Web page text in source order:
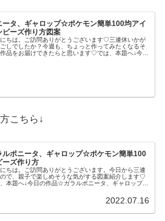
ータ、ギャロップ☆ポケモン簡単100均アイ
ビーズ作り方図案
ちは。ご訪問ありがとうございます♡三連休いかが
しでしたか？今週も、ちょっと作ってみたくなるそ
品をお届けできたらと思います♡では、本題へ↓今日
こちら↓
ルポニータ、ギャロップ☆ポケモン簡単100
ーズ作り方
にちは。ご訪問ありがとうございます。今日から三連
で、親子で楽しめそうな気がする図案紹介します♡
本題へ↓今日の作品☆ガラルポニータ、ギャロップ前
2022.07.16